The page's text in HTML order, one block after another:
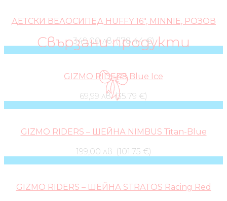
Свързани продукти
ДЕТСКИ ВЕЛОСИПЕД HUFFY 16″, MINNIE, РОЗОВ
349,00 лв. (178.44 €)
GIZMO RIDERS Blue Ice
69,99 лв. (35.79 €)
GIZMO RIDERS – ШЕЙНА NIMBUS Тitan-Blue
199,00 лв. (101.75 €)
GIZMO RIDERS – ШЕЙНА STRATOS Racing Red